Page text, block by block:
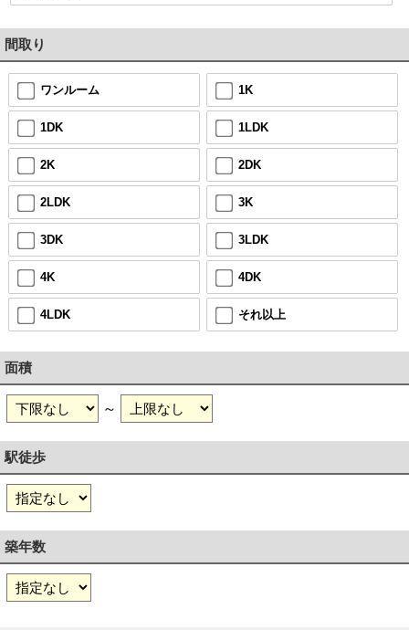
間取り
ワンルーム 1K
1DK 1LDK
2K 2DK
2LDK 3K
3DK 3LDK
4K 4DK
4LDK それ以上
面積
～
駅徒歩
築年数